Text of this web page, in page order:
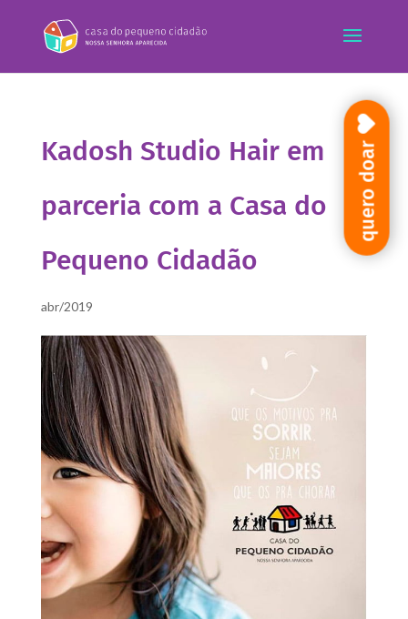
Kadosh Studio Hair em
parceria com a Casa do
Pequeno Cidadão
abr/2019
quero doar